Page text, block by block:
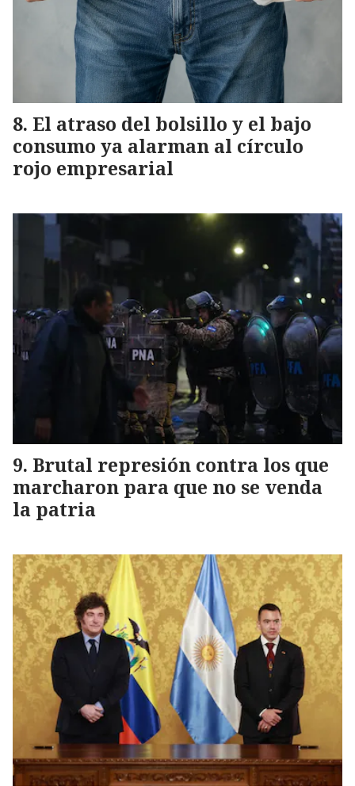
El atraso del bolsillo y el bajo
consumo ya alarman al círculo
rojo empresarial
Brutal represión contra los que
marcharon para que no se venda
la patria